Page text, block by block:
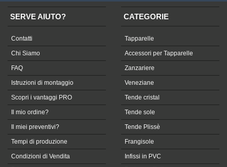
SERVE AIUTO?
Contatti
Chi Siamo
FAQ
Istruzioni di montaggio
Scopri i vantaggi PRO
Il mio ordine?
Il miei preventivi?
Tempi di produzione
Condizioni di Vendita
CATEGORIE
Tapparelle
Accessori per Tapparelle
Zanzariere
Veneziane
Tende cristal
Tende sole
Tende Plissè
Frangisole
Infissi in PVC